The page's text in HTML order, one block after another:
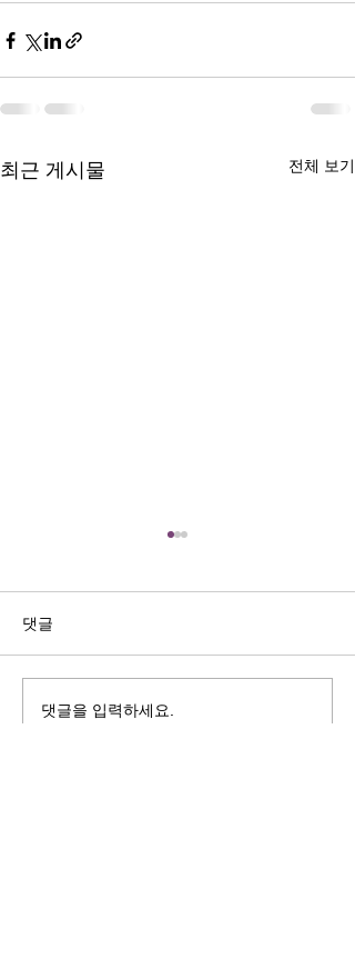
최근 게시물 전체 보기
쓰러지는데는 이유가 있다 (사
댓글
댓글을 입력하세요.